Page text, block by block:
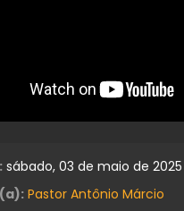
sábado, 03 de maio de 2025
Pastor Antônio Márcio